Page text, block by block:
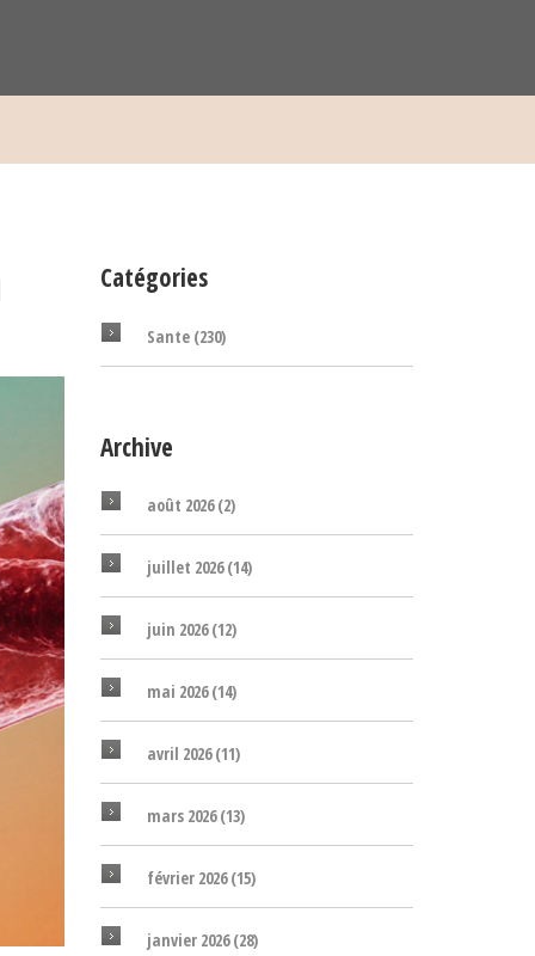
Catégories
Sante (230)
Archive
août 2026(2)
juillet 2026(14)
juin 2026(12)
mai 2026(14)
avril 2026(11)
mars 2026(13)
février 2026(15)
janvier 2026(28)